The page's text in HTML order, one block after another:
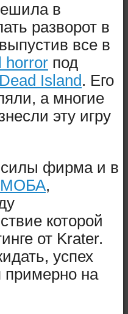
в
разворот в
все в
horror под
Dead Island. Его
а многие
эту игру
фирма и в
МОБА,
которой
от Krater.
успех
примерно на